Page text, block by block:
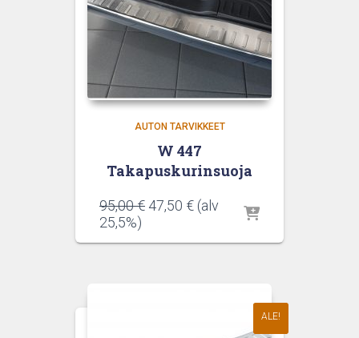
AUTON TARVIKKEET
W 447
Takapuskurinsuoja
95,00€ Alkuperäinen
47,50 €Nykyinen
(alv
25,5%)
ALE!